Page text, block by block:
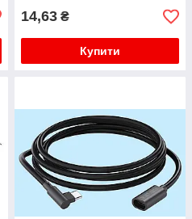
14,63 ₴
Купити